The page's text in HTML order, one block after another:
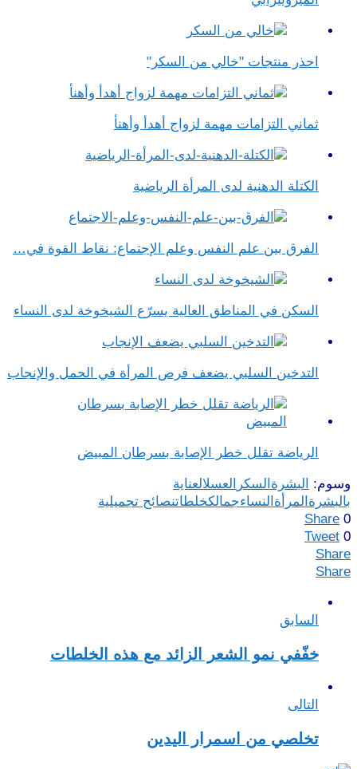
احذر منتجات "خالي من السكر"
ثماني التزامات مهمة لزواج أهدأ وأهنأ
الكتلة الدهنية لدى المرأة الرياضية
الفرق بين علم النفس وعلم الإجتماع​: نقاط القوة في…
السكن في المناطق العالية يسرّع الشيخوخة لدى النساء
التدخين السلبي يضعف فرص المرأة في الحمل والإنجاب
الرياضة تقلل خطر الإصابة بسرطان المبيض
وسوم: البشرة السكر العسلالعناية
بالبشرة المرأة النساءجمالكخلطاتنصائح تجميلية
Share 0
Tweet 0
Share
Share
السابق
خفّفي نمو الشعر الزائد مع هذه الخلطات
التالى
تخلصي من اسمرار اليدين